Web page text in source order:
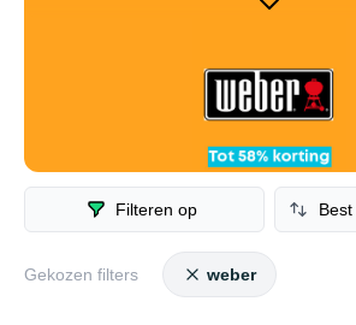
slaan uit de barbecue wereld. Naast de
hebben ze een uitgebreid assortiment
vind je allerlei verschillende BBQ’s van
kortingen, van goedkope BBQ’s tot de
Filteren op
Gekozen filters weber